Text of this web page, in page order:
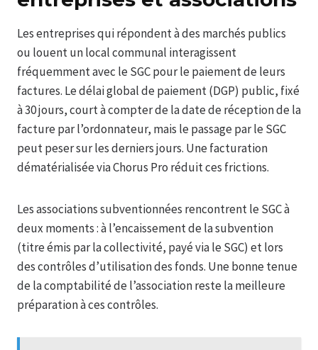
Les entreprises qui répondent à des marchés publics
ou louent un local communal interagissent
fréquemment avec le SGC pour le paiement de leurs
factures. Le délai global de paiement (DGP) public, fixé
à 30 jours, court à compter de la date de réception de la
facture par l’ordonnateur, mais le passage par le SGC
peut peser sur les derniers jours. Une facturation
dématérialisée via Chorus Pro réduit ces frictions.
Les associations subventionnées rencontrent le SGC à
deux moments : à l’encaissement de la subvention
(titre émis par la collectivité, payé via le SGC) et lors
des contrôles d’utilisation des fonds. Une bonne tenue
de la comptabilité de l’association reste la meilleure
préparation à ces contrôles.